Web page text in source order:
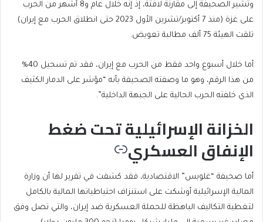
وتشير الصحيفة إلى مقارنة لافتة، إذ إنه خلال عام و8 أشهر من الحرب
على غزة (منذ 7 أكتوبر/تشرين الأول 2023 حتى انطلاق الحرب مع إيران)
تلقت الهيئة 75 ألف مطالبة تعويض.
أما خلال أسبوع واحد فقط من الحرب مع إيران، فقد تم تسجيل 40%
من هذا الرقم، وهو ما وصفته الصحيفة بأنه “مؤشر على الدمار الكثيف
الذي خلفته الحرب الحالية على الجبهة الداخلية”.
الخزانة الإسرائيلية تحت ضغط
الإنفاق العسكري
أما صحيفة “غلوبس” الاقتصادية، فقد كشفت في تقرير لها أن وزارة
المالية الإسرائيلية أوشكت على استنزاف احتياطياتها المالية بالكامل
لتغطية التكاليف الباهظة للحملة العسكرية ضد إيران، والتي تصل وفق